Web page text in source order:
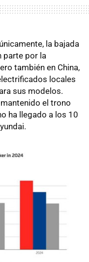
la bajada
parte por la
también en China,
locales
sus modelos.
el trono
ha llegado a los 10